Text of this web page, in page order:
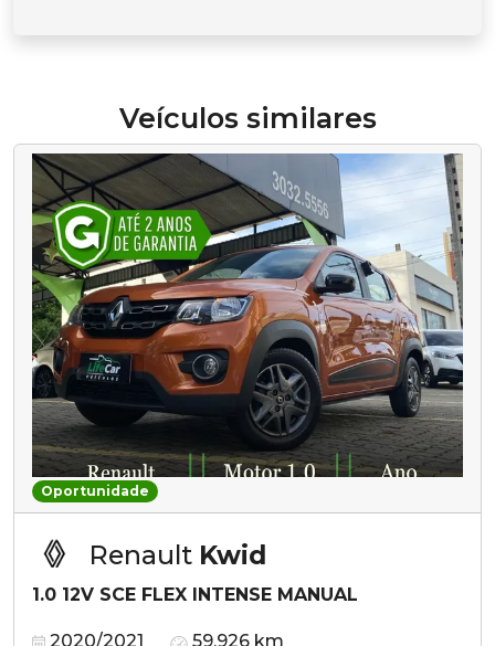
Veículos similares
Oportunidade
Renault Kwid
1.0 12V SCE FLEX INTENSE MANUAL
2020/2021 59.926 km